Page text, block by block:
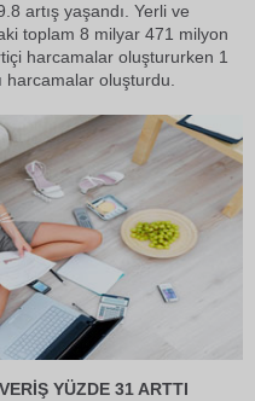
artış yaşandı. Yerli ve
toplam 8 milyar 471 milyon
harcamalar oluştururken 1
harcamalar oluşturdu.
YÜZDE 31 ARTTI